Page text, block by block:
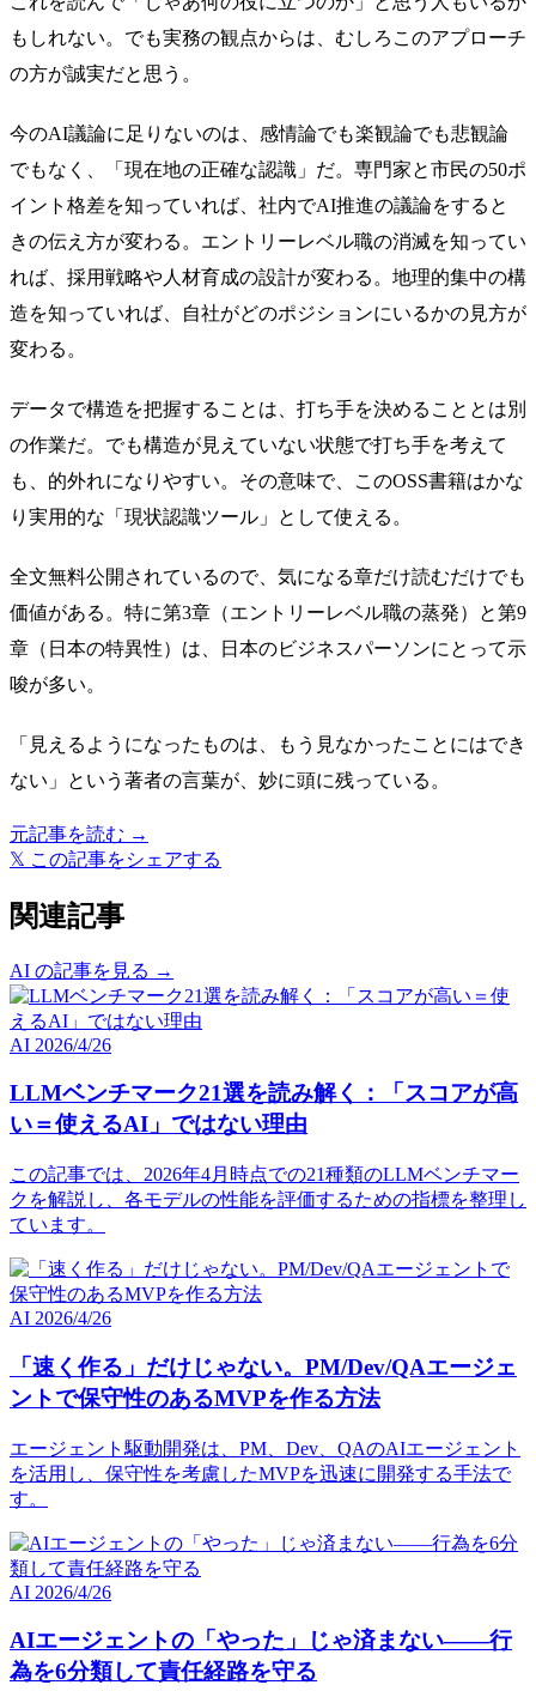
もしれない。でも実務の観点からは、むしろこのアプローチ
の方が誠実だと思う。
今のAI議論に足りないのは、感情論でも楽観論でも悲観論
でもなく、「現在地の正確な認識」だ。専門家と市民の50ポ
イント格差を知っていれば、社内でAI推進の議論をすると
きの伝え方が変わる。エントリーレベル職の消滅を知ってい
れば、採用戦略や人材育成の設計が変わる。地理的集中の構
造を知っていれば、自社がどのポジションにいるかの見方が
変わる。
データで構造を把握することは、打ち手を決めることとは別
の作業だ。でも構造が見えていない状態で打ち手を考えて
も、的外れになりやすい。その意味で、このOSS書籍はかな
り実用的な「現状認識ツール」として使える。
全文無料公開されているので、気になる章だけ読むだけでも
価値がある。特に第3章（エントリーレベル職の蒸発）と第9
章（日本の特異性）は、日本のビジネスパーソンにとって示
唆が多い。
「見えるようになったものは、もう見なかったことにはでき
ない」という著者の言葉が、妙に頭に残っている。
元記事を読む →
𝕏 この記事をシェアする
関連記事
AI の記事を見る →
AI 2026/4/26
LLMベンチマーク21選を読み解く：「スコアが高
い＝使えるAI」ではない理由
この記事では、2026年4月時点での21種類のLLMベンチマー
クを解説し、各モデルの性能を評価するための指標を整理し
ています。
AI 2026/4/26
「速く作る」だけじゃない。PM/Dev/QAエージェ
ントで保守性のあるMVPを作る方法
エージェント駆動開発は、PM、Dev、QAのAIエージェント
を活用し、保守性を考慮したMVPを迅速に開発する手法で
す。
AI 2026/4/26
AIエージェントの「やった」じゃ済まない――行
為を6分類して責任経路を守る